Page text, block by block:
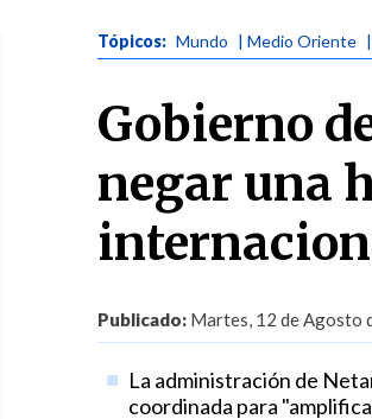
Tópicos: Mundo | Medio Oriente
Gobierno
negar una
Publicado: Martes, 12 de Agosto
La administración de
coordinada para